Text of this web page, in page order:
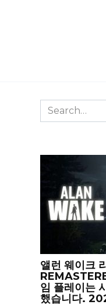
Search
for:
앨런 웨이크
임 플레이는
했습니다.